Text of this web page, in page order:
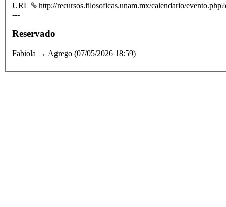
URL
http://recursos.filosoficas.unam.mx/calendario/
---
Reservado
Fabiola → Agrego (07/05/2026 18:59)